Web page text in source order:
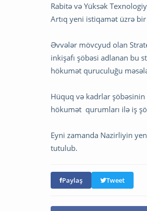
Rabitə və Yüksək
Artıq yeni istiqamət üzrə bir
Əvvələr mövcyud olan
inkişafı şöbəsi adlanan bu
hökumət quruculuğu
Hüquq və kadrlar
hökumət qurumları ilə iş
Eyni zamanda Nazirliyin
tutulub.
Paylaş Tweet